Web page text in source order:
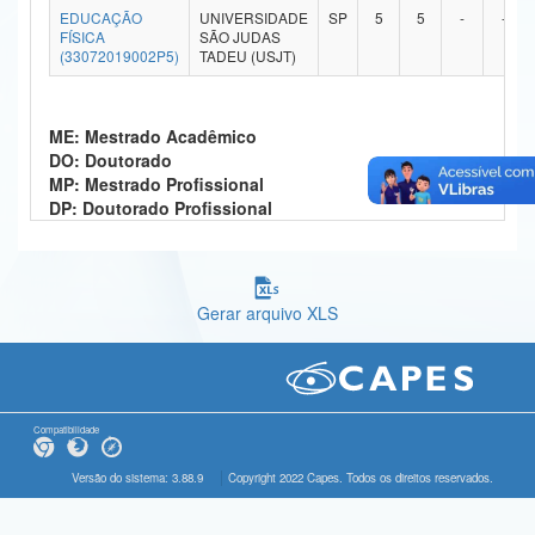
Ministério da Ciência, Tecnologia, Inovações e Comunicações
Ministério do Meio Ambiente
Ministério do Desenvolvimento Regional
Controladoria-Geral da União
Gabinete de Segurança Institucional
Advocacia-Geral da União
EDUCAÇÃO
FÍSICA
(33072019002P5)
UNIVERSIDADE
SÃO JUDAS
TADEU (USJT)
SP 5 5 - -
ME: Mestrado Acadêmico
DO: Doutorado
MP: Mestrado Profissional
DP: Doutorado Profissional
Gerar arquivo XLS
Compatibilidade
Versão do sistema: 3.88.9 Copyright 2022 Capes. Todos os direitos reservados.